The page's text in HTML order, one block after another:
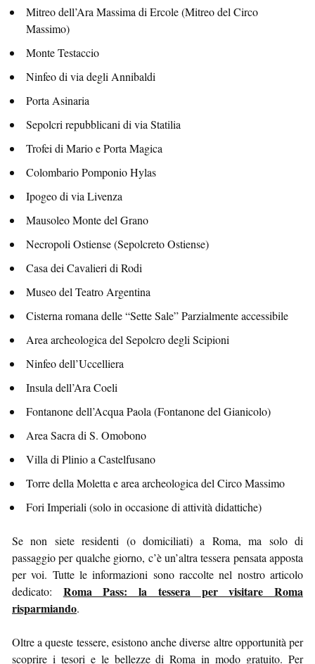
Mitreo dell’Ara Massima di Ercole (Mitreo del Circo
Massimo)
Monte Testaccio
Ninfeo di via degli Annibaldi
Porta Asinaria
Sepolcri repubblicani di via Statilia
Trofei di Mario e Porta Magica
Colombario Pomponio Hylas
Ipogeo di via Livenza
Mausoleo Monte del Grano
Necropoli Ostiense (Sepolcreto Ostiense)
Casa dei Cavalieri di Rodi
Museo del Teatro Argentina
Cisterna romana delle “Sette Sale” Parzialmente accessibile
Area archeologica del Sepolcro degli Scipioni
Ninfeo dell’Uccelliera
Insula dell’Ara Coeli
Fontanone dell’Acqua Paola (Fontanone del Gianicolo)
Area Sacra di S. Omobono
Villa di Plinio a Castelfusano
Torre della Moletta e area archeologica del Circo Massimo
Fori Imperiali (solo in occasione di attività didattiche)
Se non siete residenti (o domiciliati) a Roma, ma solo di
passaggio per qualche giorno, c’è un’altra tessera pensata apposta
per voi. Tutte le informazioni sono raccolte nel nostro articolo
dedicato: Roma Pass: la tessera per visitare Roma
risparmiando.
Oltre a queste tessere, esistono anche diverse altre opportunità per
scoprire i tesori e le bellezze di Roma in modo gratuito. Per